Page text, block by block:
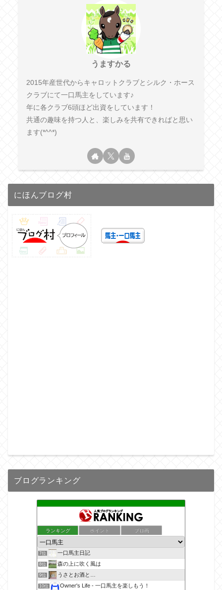
うますかる
2015年産世代からキャロットクラブとシルク・ホース
クラブにて一口馬主をしています♪
年に各クラブ6頭ほど出資をしています！
共通の趣味を持つ人と、楽しみを共有できればと思い
ます(*^^*)
にほんブログ村
ブログランキング
ランキング ポイント ブロ画
7位 一口馬主日記
8位 森の上に吹く風は
9位 うさとお酒と…
10位 Owner's Life - 一口馬主を楽しもう！